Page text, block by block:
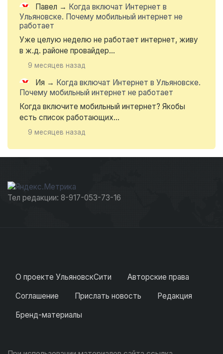
Павел → Когда включат Интернет в
Ульяновске. Почему мобильный интернет не
работает
Уже целую неделю не работает интернет, живу
в ж.д. районе провайдер...
9 месяцев назад
Ия → Когда включат Интернет в Ульяновске.
Почему мобильный интернет не работает
Когда включите мобильный интернет? Якобы
есть список работающих...
9 месяцев назад
Тел редакции: 8-917-053-73-16
О проекте УльяновскСити
Авторские права
Соглашение
Прислать новость
Редакция
Бренд-материалы